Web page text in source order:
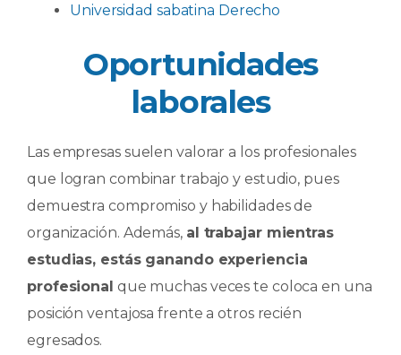
Universidad sabatina Derecho
Oportunidades
laborales
Las empresas suelen valorar a los profesionales
que logran combinar trabajo y estudio, pues
demuestra compromiso y habilidades de
organización. Además, al trabajar mientras
estudias, estás ganando experiencia
profesional que muchas veces te coloca en una
posición ventajosa frente a otros recién
egresados.